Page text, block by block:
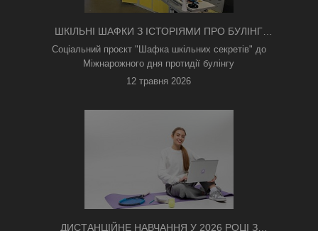
ШКІЛЬНІ ШАФКИ З ІСТОРІЯМИ ПРО БУЛІНГ
З'ЯВИЛИСЯ В КИЄВІ
Соціальний проєкт "Шафка шкільних секретів" до
Міжнарожного дня протидії булінгу
12 травня 2026
ДИСТАНЦІЙНЕ НАВЧАННЯ У 2026 РОЦІ З